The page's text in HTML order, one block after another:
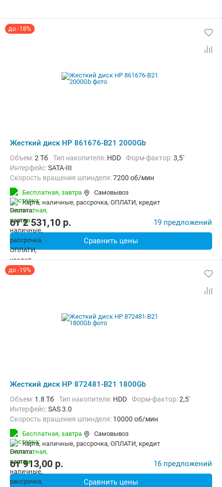
до -18%
Жесткий диск HP 861676-B21 2000Gb
Объем:2 Тб Тип накопителя: HDD Форм-фактор:3,5`
Интерфейс:SATA-III
Скорость вращения шпинделя:7200 об/мин
Бесплатная, завтра
Самовывоз
карта, наличные, рассрочка, ОПЛАТИ, кредит
от2 531,10 p. 19 предложений
Сравнить цены
до -19%
Жесткий диск HP 872481-B21 1800Gb
Объем: 1.8 Тб Тип накопителя: HDD Форм-фактор:2,5`
Интерфейс:SAS 3.0
Скорость вращения шпинделя: 10000 об/мин
Бесплатная, завтра
Самовывоз
карта, наличные, рассрочка, ОПЛАТИ, кредит
от913,00 p. 16 предложений
Сравнить цены